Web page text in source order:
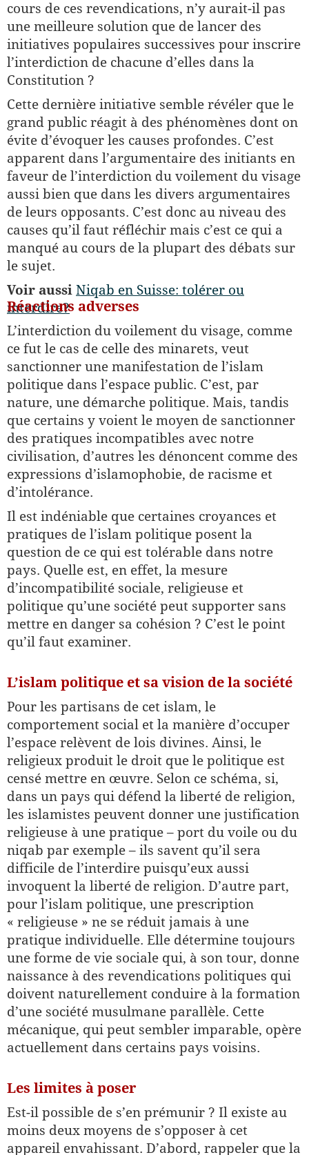
cours de ces revendications, n’y aurait-il pas
une meilleure solution que de lancer des
initiatives populaires successives pour inscrire
l’interdiction de chacune d’elles dans la
Constitution ?
Cette dernière initiative semble révéler que le
grand public réagit à des phénomènes dont on
évite d’évoquer les causes profondes. C’est
apparent dans l’argumentaire des initiants en
faveur de l’interdiction du voilement du visage
aussi bien que dans les divers argumentaires
de leurs opposants. C’est donc au niveau des
causes qu’il faut réfléchir mais c’est ce qui a
manqué au cours de la plupart des débats sur
le sujet.
Voir aussi Niqab en Suisse: tolérer ou
interdire?
Réactions adverses
L’interdiction du voilement du visage, comme
ce fut le cas de celle des minarets, veut
sanctionner une manifestation de l’islam
politique dans l’espace public. C’est, par
nature, une démarche politique. Mais, tandis
que certains y voient le moyen de sanctionner
des pratiques incompatibles avec notre
civilisation, d’autres les dénoncent comme des
expressions d’islamophobie, de racisme et
d’intolérance.
Il est indéniable que certaines croyances et
pratiques de l’islam politique posent la
question de ce qui est tolérable dans notre
pays. Quelle est, en effet, la mesure
d’incompatibilité sociale, religieuse et
politique qu’une société peut supporter sans
mettre en danger sa cohésion ? C’est le point
qu’il faut examiner.
L’islam politique et sa vision de la société
Pour les partisans de cet islam, le
comportement social et la manière d’occuper
l’espace relèvent de lois divines. Ainsi, le
religieux produit le droit que le politique est
censé mettre en œuvre. Selon ce schéma, si,
dans un pays qui défend la liberté de religion,
les islamistes peuvent donner une justification
religieuse à une pratique – port du voile ou du
niqab par exemple – ils savent qu’il sera
difficile de l’interdire puisqu’eux aussi
invoquent la liberté de religion. D’autre part,
pour l’islam politique, une prescription
« religieuse » ne se réduit jamais à une
pratique individuelle. Elle détermine toujours
une forme de vie sociale qui, à son tour, donne
naissance à des revendications politiques qui
doivent naturellement conduire à la formation
d’une société musulmane parallèle. Cette
mécanique, qui peut sembler imparable, opère
actuellement dans certains pays voisins.
Les limites à poser
Est-il possible de s’en prémunir ? Il existe au
moins deux moyens de s’opposer à cet
appareil envahissant. D’abord, rappeler que la